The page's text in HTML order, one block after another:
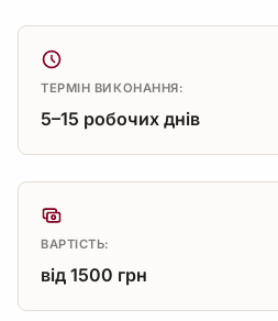
ТЕРМІН ВИКОНАННЯ:
5–15 робочих днів
ВАРТІСТЬ:
від 1500 грн